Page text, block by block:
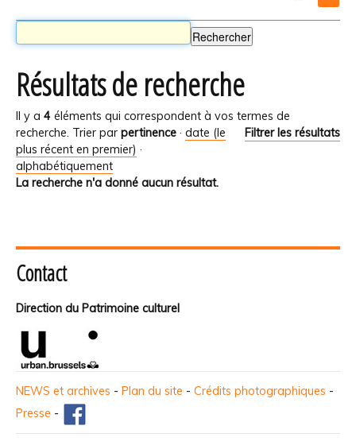
Résultats de recherche
Il y a 4 éléments qui correspondent à vos termes de
recherche.
Filtrer les résultats
Trier par pertinence · date (le
plus récent en premier) ·
alphabétiquement
La recherche n'a donné aucun résultat.
Contact
Direction du Patrimoine culturel
NEWS et archives - Plan du site - Crédits photographiques -
Presse -